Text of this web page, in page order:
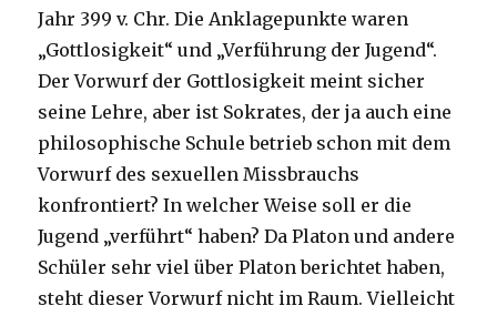
Jahr 399 v. Chr. Die Anklagepunkte waren
„Gottlosigkeit“ und „Verführung der Jugend“.
Der Vorwurf der Gottlosigkeit meint sicher
seine Lehre, aber ist Sokrates, der ja auch eine
philosophische Schule betrieb schon mit dem
Vorwurf des sexuellen Missbrauchs
konfrontiert? In welcher Weise soll er die
Jugend „verführt“ haben? Da Platon und andere
Schüler sehr viel über Platon berichtet haben,
steht dieser Vorwurf nicht im Raum. Vielleicht